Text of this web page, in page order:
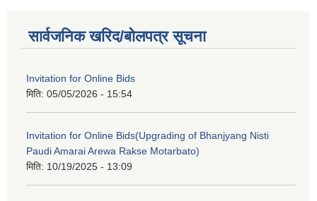
सार्वजनिक खरिद/बोलपत्र सूचना
Invitation for Online Bids
मिति: 05/05/2026 - 15:54
Invitation for Online Bids(Upgrading of Bhanjyang Nisti
Paudi Amarai Arewa Rakse Motarbato)
मिति: 10/19/2025 - 13:09